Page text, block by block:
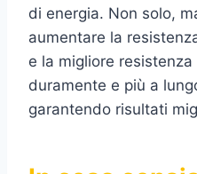
di energia. Non solo,
aumentare la
e la migliore
duramente e più a
garantendo risultati